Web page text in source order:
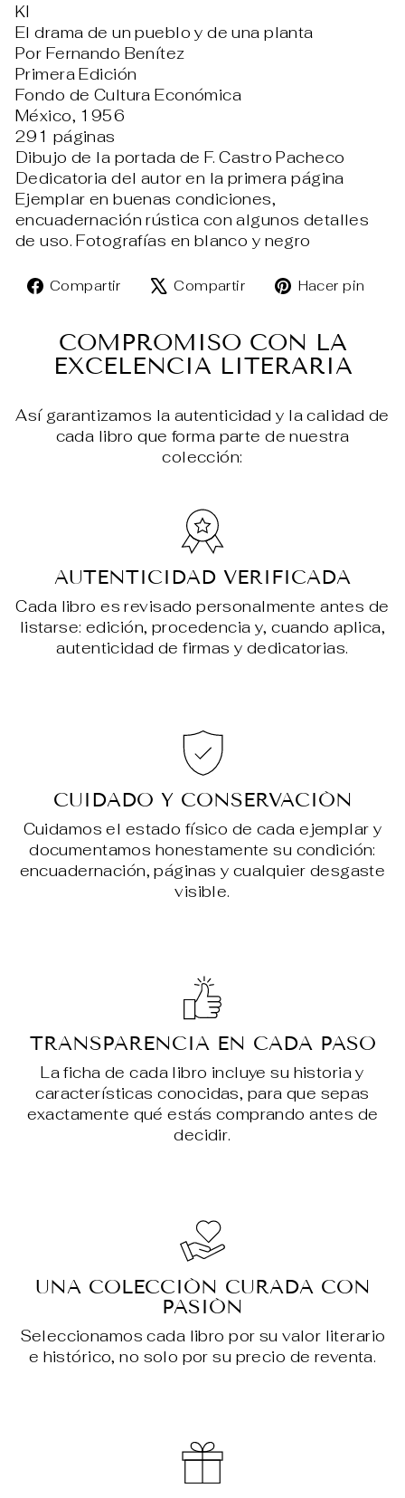
KI
El drama de un pueblo y de una planta
Por Fernando Benítez
Primera Edición
Fondo de Cultura Económica
México, 1956
291 páginas
Dibujo de la portada de F. Castro Pacheco
Dedicatoria del autor en la primera página
Ejemplar en buenas condiciones,
encuadernación rústica con algunos detalles
de uso. Fotografías en blanco y negro
Compartir
Compartir
Compartir
TuitearHacer pin
COMPROMISO CON LA
EXCELENCIA LITERARIA
Así garantizamos la autenticidad y la calidad de
cada libro que forma parte de nuestra
colección:
AUTENTICIDAD VERIFICADA
Cada libro es revisado personalmente antes de
listarse: edición, procedencia y, cuando aplica,
autenticidad de firmas y dedicatorias.
CUIDADO Y CONSERVACIÓN
Cuidamos el estado físico de cada ejemplar y
documentamos honestamente su condición:
encuadernación, páginas y cualquier desgaste
visible.
TRANSPARENCIA EN CADA PASO
La ficha de cada libro incluye su historia y
características conocidas, para que sepas
exactamente qué estás comprando antes de
decidir.
UNA COLECCIÓN CURADA CON
PASIÓN
Seleccionamos cada libro por su valor literario
e histórico, no solo por su precio de reventa.